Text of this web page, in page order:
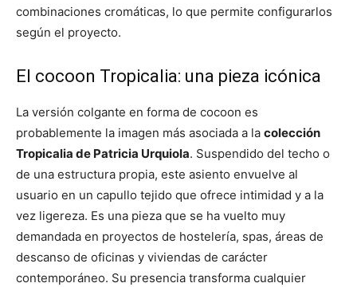
combinaciones cromáticas, lo que permite configurarlos
según el proyecto.
El cocoon Tropicalia: una pieza icónica
La versión colgante en forma de cocoon es
probablemente la imagen más asociada a la colección
Tropicalia de Patricia Urquiola. Suspendido del techo o
de una estructura propia, este asiento envuelve al
usuario en un capullo tejido que ofrece intimidad y a la
vez ligereza. Es una pieza que se ha vuelto muy
demandada en proyectos de hostelería, spas, áreas de
descanso de oficinas y viviendas de carácter
contemporáneo. Su presencia transforma cualquier